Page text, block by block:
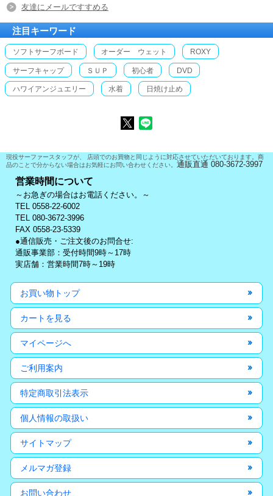
友達にメールですすめる
注目キーワード
ソフトサーフボード オーダー ウェット ROXY
サーフキャップ ＳＵＰ 初心者 DVD
ハワイアンジュエリー 水着 日焼け止め
現役サーファースタッフが、 店頭でのお買物と同じように対応させていただいております。商
品のことで分からない場合はお気軽にお問い合わせください。 通販直通 080-3672-3997
営業時間について
～お急ぎの場合はお電話ください。～
TEL 0558-22-6002
TEL 080-3672-3996
FAX 0558-23-5339
●通信販売・ご注文後のお問合せ:
通販事業部：受付時間9時～17時
実店舗：営業時間7時～19時
お買い物トップ
カートを見る
マイページへ
ご利用案内
特定商取引法表示
個人情報の取扱い
サイトマップ
メルマガ登録
お問い合わせ